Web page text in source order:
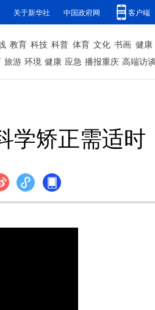
关于新华社 中国政府网 客户端
教育 科技 科普 体育 文化 书画 健康
旅游 环境 健康 应急 播报重庆 高端访谈
学矫正需适时